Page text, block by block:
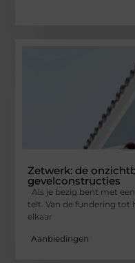
Zetwerk: de
gevelconstructies
Als je bezig bent met
telt. Van de fundering tot
elkaar
Aanbiedingen